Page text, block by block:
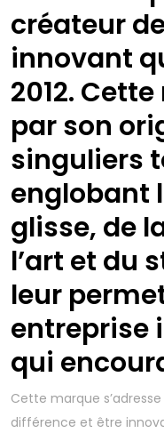
créateur
innovant
2012.
par son
singuliers
englobant
glisse, de
l’art et du
leur
entreprise
qui
Cette marque
différence et être